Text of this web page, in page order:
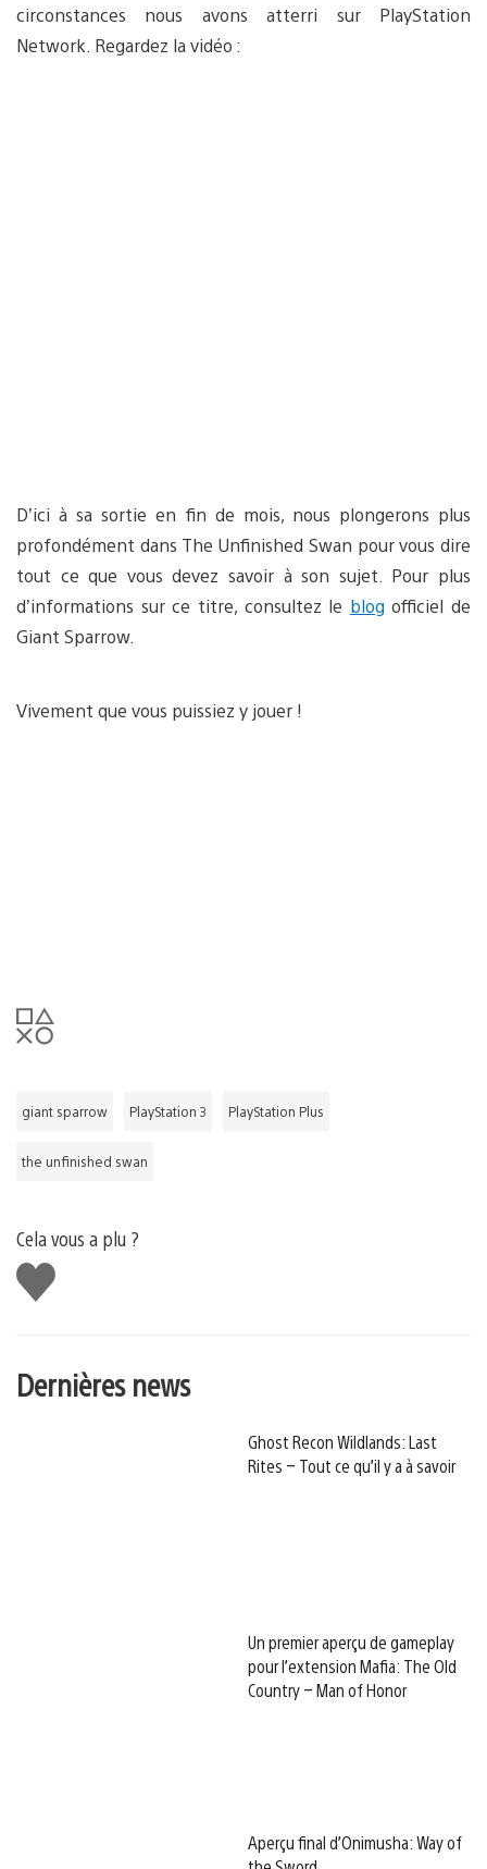
circonstances nous avons atterri sur PlayStation
Network. Regardez la vidéo :
D’ici à sa sortie en fin de mois, nous plongerons plus
profondément dans The Unfinished Swan pour vous dire
tout ce que vous devez savoir à son sujet. Pour plus
d’informations sur ce titre, consultez le blog officiel de
Giant Sparrow.
Vivement que vous puissiez y jouer !
giant sparrow PlayStation 3 PlayStation Plus
the unfinished swan
Cela vous a plu ?
J'aime
Dernières news
Ghost Recon Wildlands: Last
Rites – Tout ce qu’il y a à savoir
Un premier aperçu de gameplay
pour l’extension Mafia: The Old
Country – Man of Honor
Aperçu final d’Onimusha: Way of